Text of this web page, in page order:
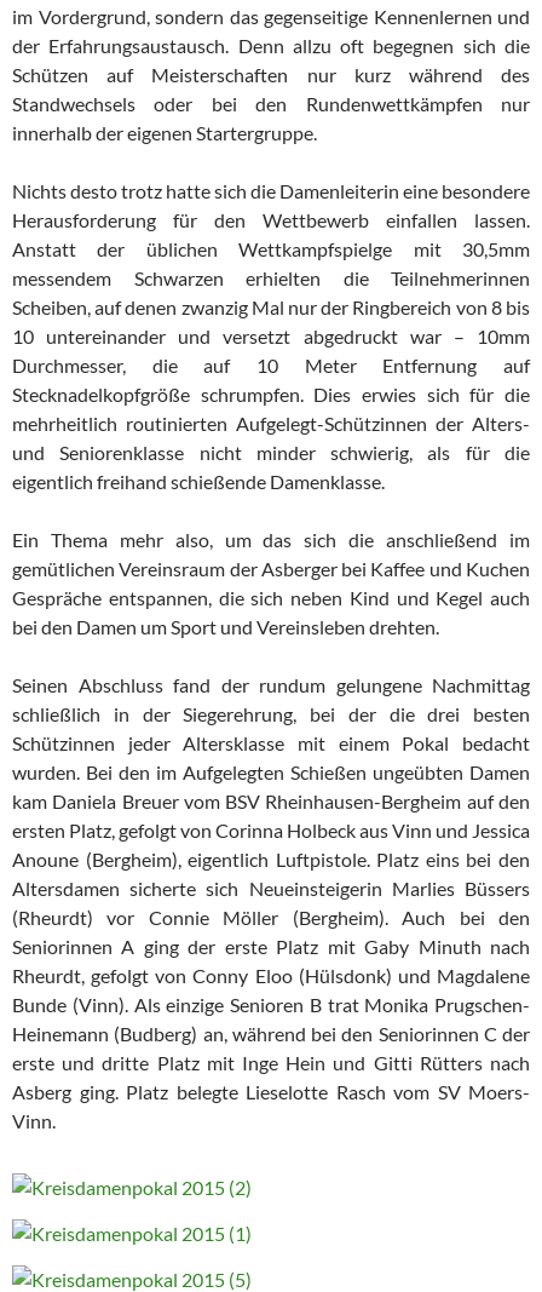
im Vordergrund, sondern das gegenseitige Kennenlernen und
der Erfahrungsaustausch. Denn allzu oft begegnen sich die
Schützen auf Meisterschaften nur kurz während des
Standwechsels oder bei den Rundenwettkämpfen nur
innerhalb der eigenen Startergruppe.
Nichts desto trotz hatte sich die Damenleiterin eine besondere
Herausforderung für den Wettbewerb einfallen lassen.
Anstatt der üblichen Wettkampfspielge mit 30,5mm
messendem Schwarzen erhielten die Teilnehmerinnen
Scheiben, auf denen zwanzig Mal nur der Ringbereich von 8 bis
10 untereinander und versetzt abgedruckt war – 10mm
Durchmesser, die auf 10 Meter Entfernung auf
Stecknadelkopfgröße schrumpfen. Dies erwies sich für die
mehrheitlich routinierten Aufgelegt-Schützinnen der Alters-
und Seniorenklasse nicht minder schwierig, als für die
eigentlich freihand schießende Damenklasse.
Ein Thema mehr also, um das sich die anschließend im
gemütlichen Vereinsraum der Asberger bei Kaffee und Kuchen
Gespräche entspannen, die sich neben Kind und Kegel auch
bei den Damen um Sport und Vereinsleben drehten.
Seinen Abschluss fand der rundum gelungene Nachmittag
schließlich in der Siegerehrung, bei der die drei besten
Schützinnen jeder Altersklasse mit einem Pokal bedacht
wurden. Bei den im Aufgelegten Schießen ungeübten Damen
kam Daniela Breuer vom BSV Rheinhausen-Bergheim auf den
ersten Platz, gefolgt von Corinna Holbeck aus Vinn und Jessica
Anoune (Bergheim), eigentlich Luftpistole. Platz eins bei den
Altersdamen sicherte sich Neueinsteigerin Marlies Büssers
(Rheurdt) vor Connie Möller (Bergheim). Auch bei den
Seniorinnen A ging der erste Platz mit Gaby Minuth nach
Rheurdt, gefolgt von Conny Eloo (Hülsdonk) und Magdalene
Bunde (Vinn). Als einzige Senioren B trat Monika Prugschen-
Heinemann (Budberg) an, während bei den Seniorinnen C der
erste und dritte Platz mit Inge Hein und Gitti Rütters nach
Asberg ging. Platz belegte Lieselotte Rasch vom SV Moers-
Vinn.